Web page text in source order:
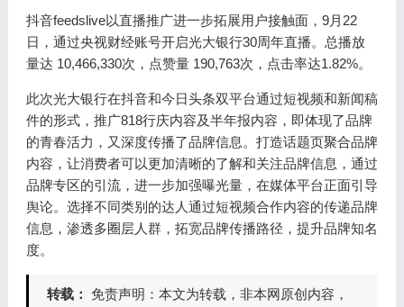
抖音feedslive以直播推广进一步拓展用户接触面，9月22
日，通过央视财经账号开启光大银行30周年直播。总播放
量达 10,466,330次，点赞量 190,763次，点击率达1.82%。
此次光大银行在抖音和今日头条双平台通过短视频和新闻稿
件的形式，推广818行庆内容及半年报内容，即体现了品牌
的青春活力，又深度传播了品牌信息。打造话题页聚合品牌
内容，让消费者可以更加清晰的了解和关注品牌信息，通过
品牌专区的引流，进一步加强曝光量，在媒体平台正面引导
舆论。选择不同类别的达人通过短视频合作内容的传递品牌
信息，渗透多圈层人群，拓宽品牌传播路径，提升品牌知名
度。
转载： 免责声明：本文为转载，非本网原创内容，